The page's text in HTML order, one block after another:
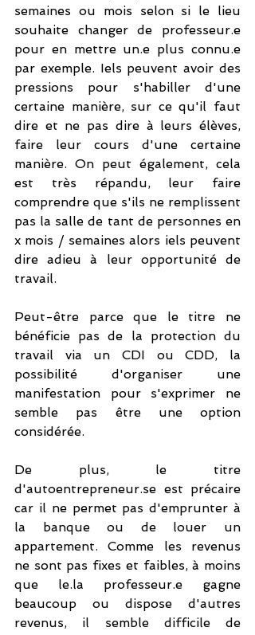
semaines ou mois selon si le lieu
souhaite changer de professeur.e
pour en mettre un.e plus connu.e
par exemple. Iels peuvent avoir des
pressions pour s'habiller d'une
certaine manière, sur ce qu'il faut
dire et ne pas dire à leurs élèves,
faire leur cours d'une certaine
manière. On peut également, cela
est très répandu, leur faire
comprendre que s'ils ne remplissent
pas la salle de tant de personnes en
x mois / semaines alors iels peuvent
dire adieu à leur opportunité de
travail.
Peut-être parce que le titre ne
bénéficie pas de la protection du
travail via un CDI ou CDD, la
possibilité d'organiser une
manifestation pour s'exprimer ne
semble pas être une option
considérée.
De plus, le titre
d'autoentrepreneur.se est précaire
car il ne permet pas d'emprunter à
la banque ou de louer un
appartement. Comme les revenus
ne sont pas fixes et faibles, à moins
que le.la professeur.e gagne
beaucoup ou dispose d'autres
revenus, il semble difficile de